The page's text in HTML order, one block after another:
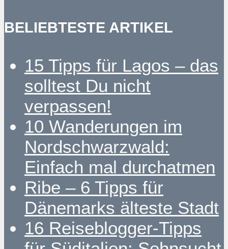
BELIEBTESTE ARTIKEL
15 Tipps für Lagos – das
solltest Du nicht
verpassen!
10 Wanderungen im
Nordschwarzwald:
Einfach mal durchatmen
Ribe – 6 Tipps für
Dänemarks älteste Stadt
16 Reiseblogger-Tipps